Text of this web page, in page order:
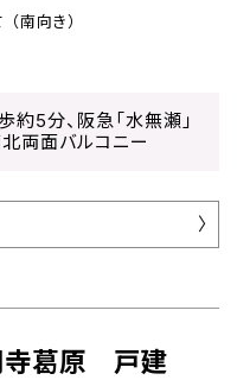
南向き）
約5分、阪急「水無瀬」
両面バルコニー
寺葛原 戸建